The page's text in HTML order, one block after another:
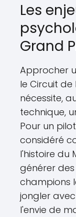
Les
Grand
Approcher
le Circuit
nécessite,
technique,
Pour un
considéré
l'histoire du
générer
champions
jongler
l'envie de